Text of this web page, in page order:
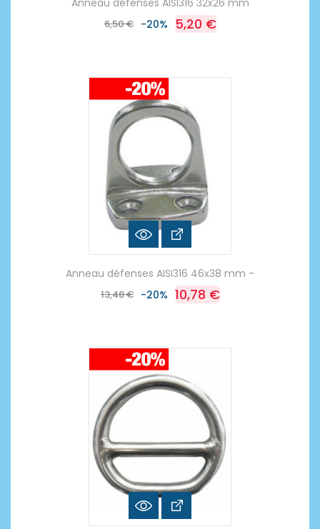
6,50 € -20% 5,20 €
Anneau défenses AISI316 46x38 mm -
13,48 € -20% 10,78 €